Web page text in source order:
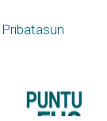
Pribatasun